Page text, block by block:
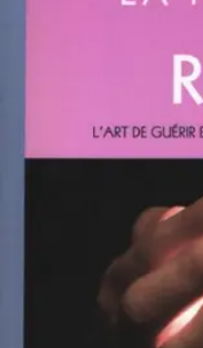
Plantes et Remèdes
Santé Ayurvédique